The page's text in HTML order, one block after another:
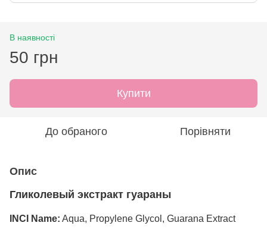
В наявності
50 грн
Купити
До обраного Порівняти
Опис
Гликолевый экстракт гуараны
INCI Name: Aqua, Propylene Glycol, Guarana Extract